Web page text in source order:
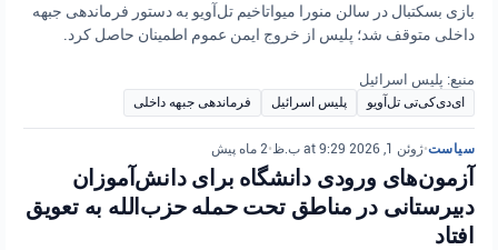
بازی بسکتبال در سالن منورا میواتاخیم تل‌آویو به دستور فرماندهی جبهه
داخلی متوقف شد؛ پلیس از خروج ایمن عموم اطمینان حاصل کرد.
منبع: پلیس اسرائیل
ای‌دی‌کی‌تی تل‌آویو پلیس اسرائیل فرماندهی جبهه داخلی
سیاست•ژوئن 1, 2026 at 9:29 ب.ظ •2 ماه پیش
آزمون‌های ورودی دانشگاه برای دانش‌آموزان
دبیرستانی در مناطق تحت حمله حزب‌الله به تعویق
افتاد